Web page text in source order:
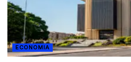
ECONOMIA